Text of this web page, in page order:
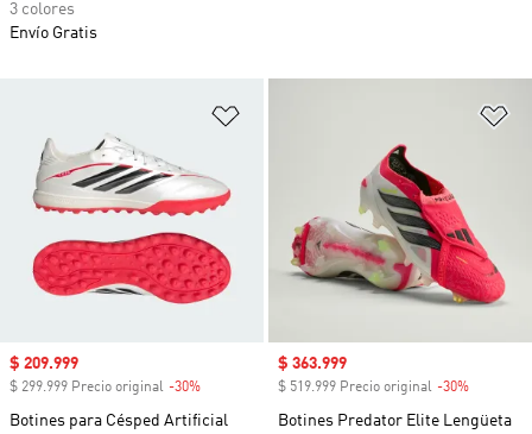
Precio de venta
$ 209.999
$ 299.999 Precio original -30%
Botines para Césped Artificial
Precio de venta
$ 363.999
$ 519.999 Precio original -30%
Botines Predator Elite Lengüeta
3 colores
Envío Gratis